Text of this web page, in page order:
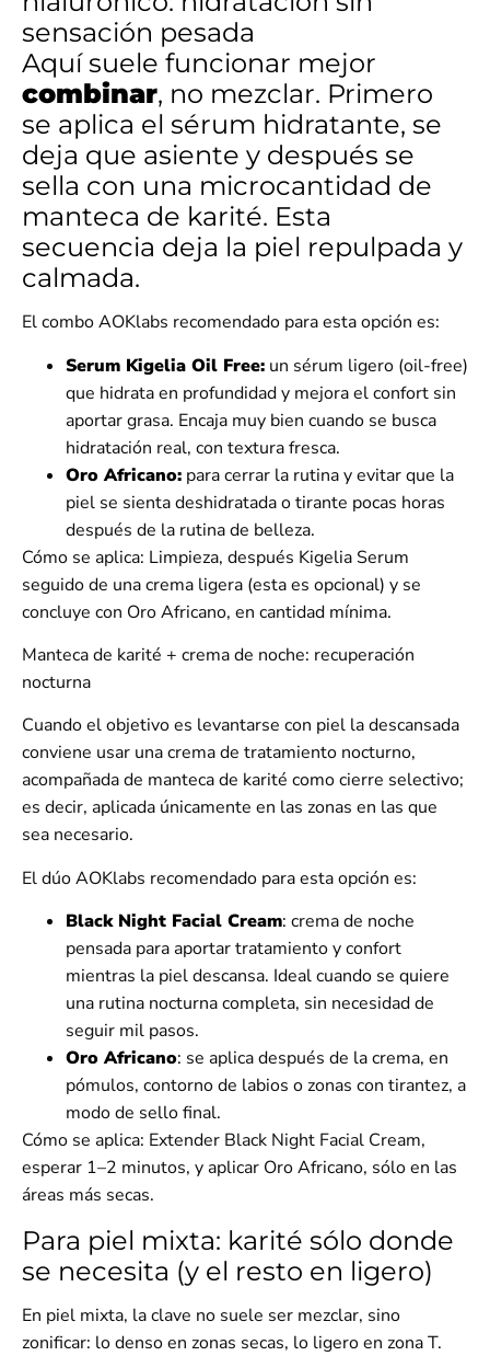
sensación pesada
Aquí suele funcionar mejor
combinar, no mezclar. Primero
se aplica el sérum hidratante, se
deja que asiente y después se
sella con una microcantidad de
manteca de karité. Esta
secuencia deja la piel repulpada y
calmada.
El combo AOKlabs recomendado para esta opción es:
Serum Kigelia Oil Free: un sérum ligero (oil-free)
que hidrata en profundidad y mejora el confort sin
aportar grasa. Encaja muy bien cuando se busca
hidratación real, con textura fresca.
Oro Africano: para cerrar la rutina y evitar que la
piel se sienta deshidratada o tirante pocas horas
después de la rutina de belleza.
Cómo se aplica: Limpieza, después Kigelia Serum
seguido de una crema ligera (esta es opcional) y se
concluye con Oro Africano, en cantidad mínima.
Manteca de karité + crema de noche: recuperación
nocturna
Cuando el objetivo es levantarse con piel la descansada
conviene usar una crema de tratamiento nocturno,
acompañada de manteca de karité comocierre selectivo;
es decir, aplicada únicamente en las zonas en las que
sea necesario.
El dúo AOKlabs recomendado para esta opción es:
Black Night Facial Cream: crema de noche
pensada para aportar tratamiento y confort
mientras la piel descansa. Ideal cuando se quiere
una rutina nocturna completa, sin necesidad de
seguir mil pasos.
Oro Africano: se aplica después de la crema, en
pómulos, contorno de labios o zonas con tirantez, a
modo de sello final.
Cómo se aplica: Extender Black Night Facial Cream,
esperar 1–2 minutos, y aplicar Oro Africano, sólo en las
áreas más secas.
Para piel mixta: karité sólo donde
se necesita (y el resto en ligero)
En piel mixta, la clave no suele ser mezclar, sino
zonificar: lo denso en zonas secas, lo ligero en zona T.